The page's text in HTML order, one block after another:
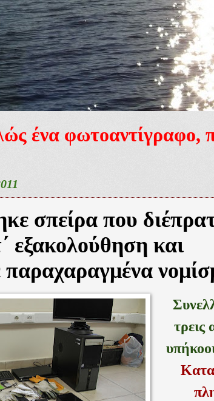
ένα φωτοαντίγραφο,
σπείρα που
εξακολούθηση και
παραχαραγμένα
τρεις